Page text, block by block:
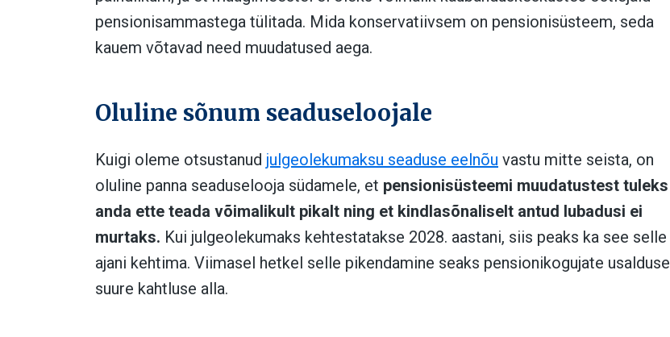
pensionisammastega tülitada. Mida konservatiivsem on pensionisüsteem, seda
kauem võtavad need muudatused aega.
Oluline sõnum seaduseloojale
Kuigi oleme otsustanud julgeolekumaksu seaduse eelnõu vastu mitte seista, on
oluline panna seaduselooja südamele, et pensionisüsteemi muudatustest tuleks
anda ette teada võimalikult pikalt ning et kindlasõnaliselt antud lubadusi ei
murtaks. Kui julgeolekumaks kehtestatakse 2028. aastani, siis peaks ka see selle
ajani kehtima. Viimasel hetkel selle pikendamine seaks pensionikogujate usalduse
suure kahtluse alla.